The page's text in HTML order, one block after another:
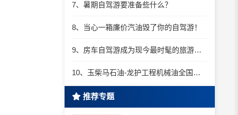
7、暑期自驾游要准备些什么？
8、当心一箱廉价汽油毁了你的自驾游！
9、房车自驾游成为现今最时髦的旅游方式
10、玉柴马石油-龙护工程机械油全国招商丨卓越的品质，专业的品牌！
推荐专题